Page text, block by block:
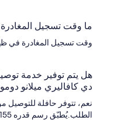
ما وقت تسجيل
وقت تسجيل المغادرة في
هل يتم توفير خدمة
دي كافاليري ميلانو
نعم، تتوفر حافلة
الطلب.يُطبّق رسم قدره EUR 155 للسيارة.